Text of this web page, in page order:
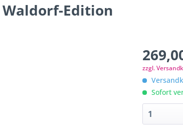
Edition
zzgl.
Sofort